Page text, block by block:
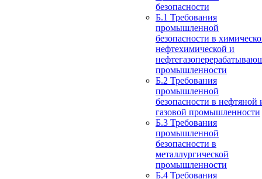
безопасности
Б.1 Требования
промышленной
безопасности в
нефтехимической и
промышленности
Б.2 Требования
промышленной
безопасности в нефтяной
газовой промышленности
Б.3 Требования
промышленной
безопасности в
металлургической
промышленности
Б.4 Требования